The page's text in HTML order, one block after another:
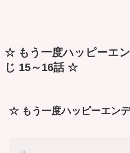
☆ もう一度ハッピーエ
じ 15～16話 ☆
☆ もう一度ハッピーエン